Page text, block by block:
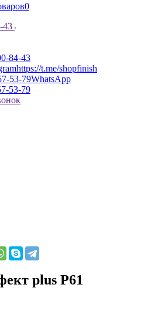
0
43
84-43
https://t.me/shopfinish
53-79WhatsApp
53-79
plus P61